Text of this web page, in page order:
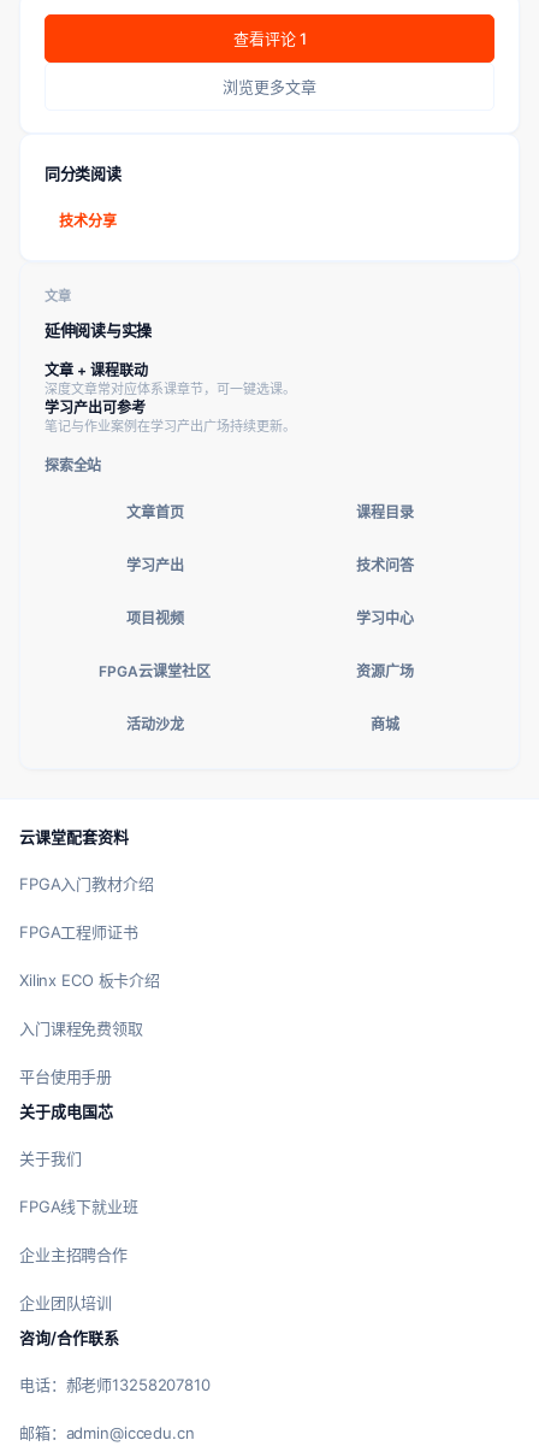
查看评论 1
浏览更多文章
同分类阅读
技术分享
文章
延伸阅读与实操
文章 + 课程联动
深度文章常对应体系课章节，可一键选课。
学习产出可参考
笔记与作业案例在学习产出广场持续更新。
探索全站
文章首页 课程目录
学习产出 技术问答
项目视频 学习中心
FPGA云课堂社区 资源广场
活动沙龙 商城
云课堂配套资料
FPGA入门教材介绍
FPGA工程师证书
Xilinx ECO 板卡介绍
入门课程免费领取
平台使用手册
关于成电国芯
关于我们
FPGA线下就业班
企业主招聘合作
企业团队培训
咨询/合作联系
电话：郝老师13258207810
邮箱：admin@iccedu.cn